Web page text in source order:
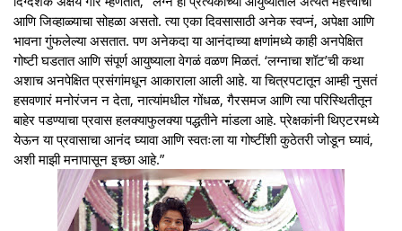
आणि जिव्हाळ्याचा सोहळा असतो. त्या एका दिवसासाठी अनेक स्वप्नं, अपेक्षा आणि
भावना गुंफलेल्या असतात. पण अनेकदा या आनंदाच्या क्षणांमध्ये काही अनपेक्षित
गोष्टी घडतात आणि संपूर्ण आयुष्याला वेगळं वळण मिळतं. ‘लग्नाचा शॉट’ची कथा
अशाच अनपेक्षित प्रसंगांमधून आकाराला आली आहे. या चित्रपटातून आम्ही नुसतं
हसवणारं मनोरंजन न देता, नात्यांमधील गोंधळ, गैरसमज आणि त्या परिस्थितीतून
बाहेर पडण्याचा प्रवास हलक्याफुलक्या पद्धतीने मांडला आहे. प्रेक्षकांनी थिएटरमध्ये
येऊन या प्रवासाचा आनंद घ्यावा आणि स्वतःला या गोष्टींशी कुठेतरी जोडून घ्यावं,
अशी माझी मनापासून इच्छा आहे.”